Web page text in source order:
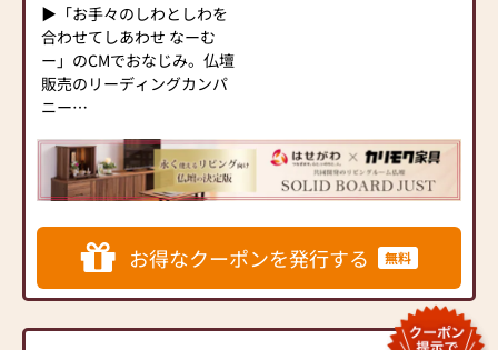
-----------------------------
1.取り扱い中の仏壇の約
90％が国産仏壇。
2.プライベートブランドの
オリジナル仏壇・位牌が人
気。
3.家具業界でも有名なデザ
イナー商品多数。
4.オンライン来店可能。
5.ご自宅への画像合成作成
サービスが無料。
6.実寸大のタペストリー・
木材サンプルのサンプル請
関する商品を豊富にござい
ます。
・お位牌 250種類以上
・お線香 200種類以上
・お念珠 300種類以上（修
理も承ります）
・お仏像 150種類以上
■仏壇仏具に詳しいの販売
員が仏壇選びをお手伝い
生まれてから仏壇一筋のベ
テラン販売員の豊富な知識
で、お客様のお仏壇選びを
▶「お手々のしわとしわを
合わせてしあわせ なーむ
ー」のCMでおなじみ。仏壇
販売のリーディングカンパ
ニー
内家具専門メーカーと、モ
ダンなインテリアにマッチ
するお仏壇を展開
◆◆ お陰様で創業94年 ◆◆
国内130店舗以上のスケール
メリットと東証上場の信
お得なクーポンを発行する 無料